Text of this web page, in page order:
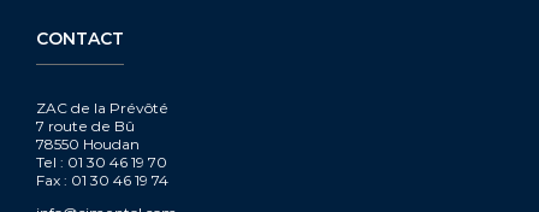
CONTACT
ZAC de la Prévôté
7 route de Bû
78550 Houdan
Tel : 01 30 46 19 70
Fax : 01 30 46 19 74